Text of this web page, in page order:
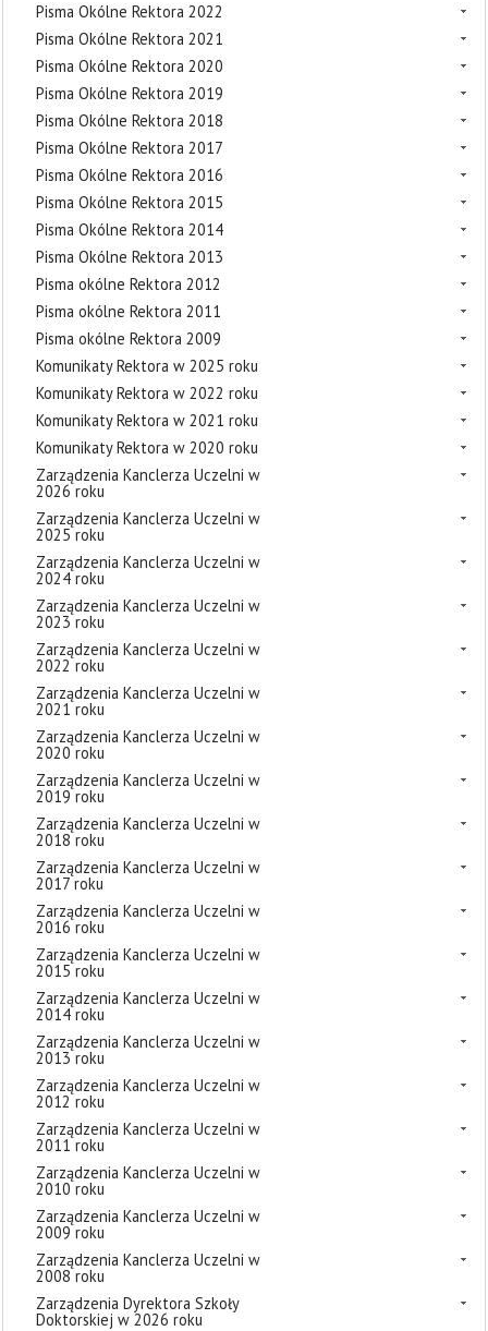
Pisma Okólne Rektora 2022
Pisma Okólne Rektora 2021
Pisma Okólne Rektora 2020
Pisma Okólne Rektora 2019
Pisma Okólne Rektora 2018
Pisma Okólne Rektora 2017
Pisma Okólne Rektora 2016
Pisma Okólne Rektora 2015
Pisma Okólne Rektora 2014
Pisma Okólne Rektora 2013
Pisma okólne Rektora 2012
Pisma okólne Rektora 2011
Pisma okólne Rektora 2009
Komunikaty Rektora w 2025 roku
Komunikaty Rektora w 2022 roku
Komunikaty Rektora w 2021 roku
Komunikaty Rektora w 2020 roku
Zarządzenia Kanclerza Uczelni w
2026 roku
Zarządzenia Kanclerza Uczelni w
2025 roku
Zarządzenia Kanclerza Uczelni w
2024 roku
Zarządzenia Kanclerza Uczelni w
2023 roku
Zarządzenia Kanclerza Uczelni w
2022 roku
Zarządzenia Kanclerza Uczelni w
2021 roku
Zarządzenia Kanclerza Uczelni w
2020 roku
Zarządzenia Kanclerza Uczelni w
2019 roku
Zarządzenia Kanclerza Uczelni w
2018 roku
Zarządzenia Kanclerza Uczelni w
2017 roku
Zarządzenia Kanclerza Uczelni w
2016 roku
Zarządzenia Kanclerza Uczelni w
2015 roku
Zarządzenia Kanclerza Uczelni w
2014 roku
Zarządzenia Kanclerza Uczelni w
2013 roku
Zarządzenia Kanclerza Uczelni w
2012 roku
Zarządzenia Kanclerza Uczelni w
2011 roku
Zarządzenia Kanclerza Uczelni w
2010 roku
Zarządzenia Kanclerza Uczelni w
2009 roku
Zarządzenia Kanclerza Uczelni w
2008 roku
Zarządzenia Dyrektora Szkoły
Doktorskiej w 2026 roku